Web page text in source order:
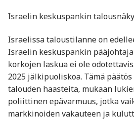
Israelin keskuspankin
Israelissa taloustilanne on
Israelin keskuspankin
korkojen laskua ei ole
2025 jälkipuoliskoa. Tämä
talouden haasteita, mukaan
poliittinen epävarmuus, jotka
markkinoiden vakauteen ja